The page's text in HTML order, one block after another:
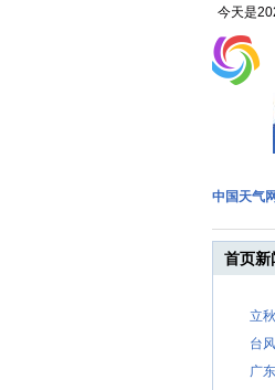
今天是
中国天气网
首页新
立
台
广